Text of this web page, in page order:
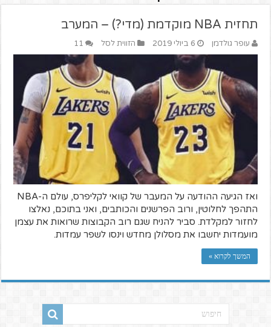
תחזית NBA מוקדמת (מדי?) – המערב
עופר גולדמן 6 ביולי 2019 הזווית לסל 11
ואז הגיעה ההודעה על המעבר של קוואי לקליפרס, עולם ה-NBA
התהפך לחלוטין, ורוב הפרשנים והכותבים, ואני בתוכם, נאלצו
לחזור למקלדת. סביר להניח שגם רוב הקבוצות שרואות את עצמן
מועמדות יחשבו את מסלולן מחדש וינסו לשפר עמדות.
המשך לקרוא »